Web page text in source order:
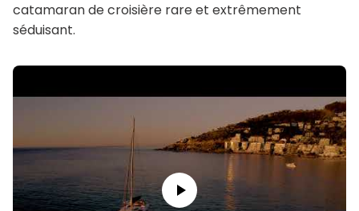
catamaran de croisière rare et extrêmement
séduisant.